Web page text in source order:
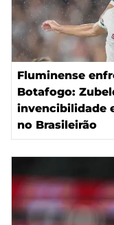
Fluminense
Botafogo:
invencibilidade
no Brasileirão